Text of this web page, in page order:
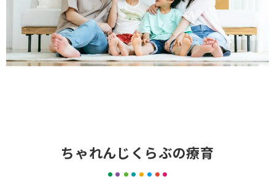
ちゃれんじくらぶの療育